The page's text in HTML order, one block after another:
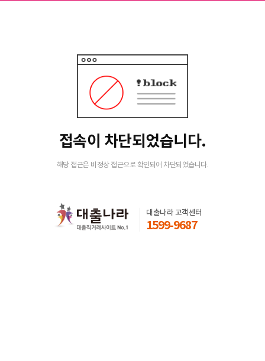
접속이 차단되었습니다.
해당 접근은 비정상 접근으로 확인되어 차단되었습니다.
대출나라 고객센터
1599-9687